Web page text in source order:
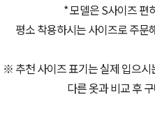
* 모델은 S사이즈
평소 착용하시는 사이즈로 주
※ 추천 사이즈 표기는 실제 입으시
다른 옷과 비교 후